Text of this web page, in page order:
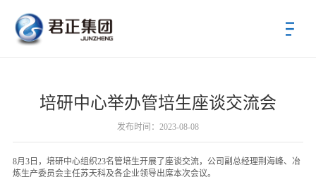
新闻中心
培研中心举办管培生座谈交流会
发布时间：2023-08-08
8月3日，培研中心组织23名管培生开展了座谈交流，公司副总经理荆海峰、冶
炼生产委员会主任苏天科及各企业领导出席本次会议。